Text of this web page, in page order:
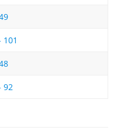
101
92